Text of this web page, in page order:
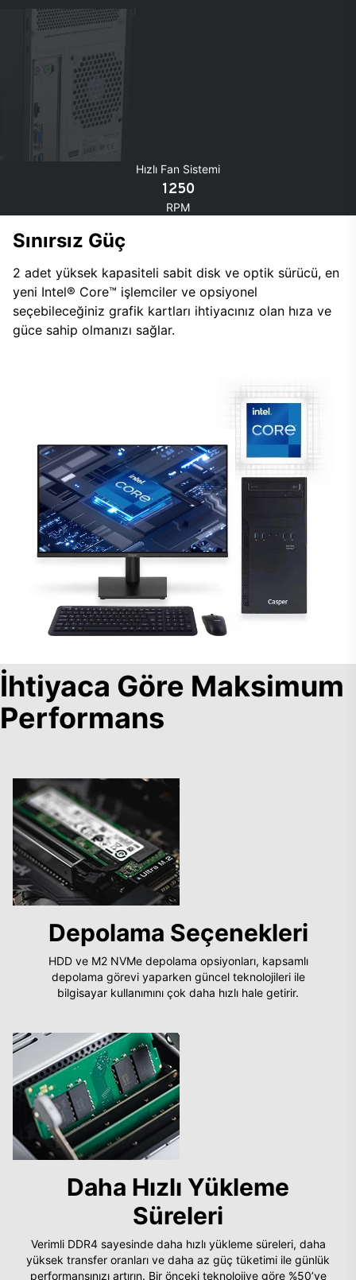
Hızlı Fan Sistemi
1250
RPM
Sınırsız Güç
2 adet yüksek kapasiteli sabit disk ve optik sürücü, en
yeni Intel® Core™ işlemciler ve opsiyonel
seçebileceğiniz grafik kartları ihtiyacınız olan hıza ve
güce sahip olmanızı sağlar.
İhtiyaca Göre Maksimum
Performans
Depolama Seçenekleri
HDD ve M2 NVMe depolama opsiyonları, kapsamlı
depolama görevi yaparken güncel teknolojileri ile
bilgisayar kullanımını çok daha hızlı hale getirir.
Daha Hızlı Yükleme
Süreleri
Verimli DDR4 sayesinde daha hızlı yükleme süreleri, daha
yüksek transfer oranları ve daha az güç tüketimi ile günlük
performansınızı artırın. Bir önceki teknolojiye göre %50’ye